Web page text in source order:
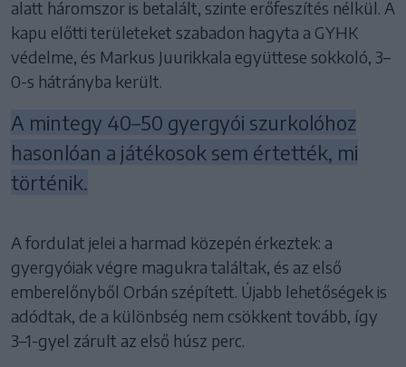
alatt háromszor is betalált, szinte erőfeszítés nélkül. A
kapu előtti területeket szabadon hagyta a GYHK
védelme, és Markus Juurikkala együttese sokkoló, 3–
0-s hátrányba került.
A mintegy 40–50 gyergyói szurkolóhoz
hasonlóan a játékosok sem értették, mi
történik.
A fordulat jelei a harmad közepén érkeztek: a
gyergyóiak végre magukra találtak, és az első
emberelőnyből Orbán szépített. Újabb lehetőségek is
adódtak, de a különbség nem csökkent tovább, így
3–1-gyel zárult az első húsz perc.